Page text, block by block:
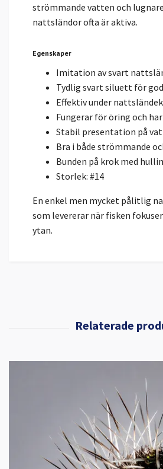
strömmande vatten och
nattsländor ofta är aktiva.
Egenskaper
Imitation av svart
Tydlig svart siluett för
Effektiv under
Fungerar för öring och
Stabil presentation på
Bra i både strömmande
Bunden på krok med
Storlek: #14
En enkel men mycket pålitlig
som levererar när fisken
ytan.